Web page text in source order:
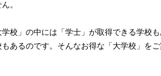
。
学校」の中には「学士」が取得できる学校
あるのです。そんなお得な「大学校」をご